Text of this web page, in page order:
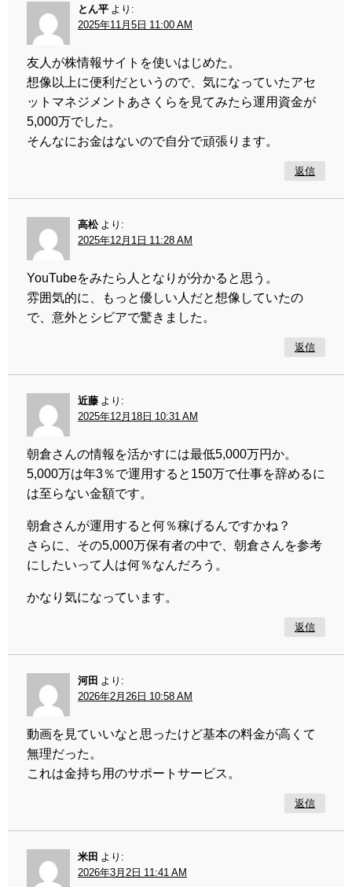
とん平 より:
2025年11月5日 11:00 AM
友人が株情報サイトを使いはじめた。
想像以上に便利だというので、気になっていたアセ
ットマネジメントあさくらを見てみたら運用資金が
5,000万でした。
そんなにお金はないので自分で頑張ります。
返信
高松 より:
2025年12月1日 11:28 AM
YouTubeをみたら人となりが分かると思う。
雰囲気的に、もっと優しい人だと想像していたの
で、意外とシビアで驚きました。
返信
近藤 より:
2025年12月18日 10:31 AM
朝倉さんの情報を活かすには最低5,000万円か。
5,000万は年3％で運用すると150万で仕事を辞めるに
は至らない金額です。
朝倉さんが運用すると何％稼げるんですかね？
さらに、その5,000万保有者の中で、朝倉さんを参考
にしたいって人は何％なんだろう。
かなり気になっています。
返信
河田
より:
2026年2月26日 10:58 AM
動画を見ていいなと思ったけど基本の料金が高くて
無理だった。
これは金持ち用のサポートサービス。
返信
米田
より:
2026年3月2日 11:41 AM